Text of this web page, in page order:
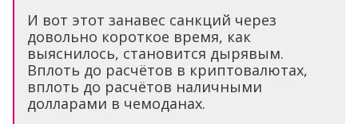
И вот этот занавес санкций через
довольно короткое время, как
выяснилось, становится дырявым.
Вплоть до расчётов в криптовалютах,
вплоть до расчётов наличными
долларами в чемоданах.